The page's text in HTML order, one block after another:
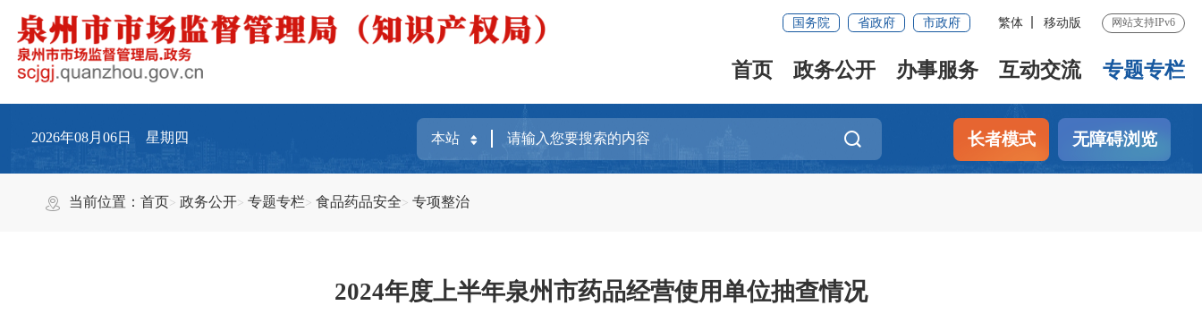
国务院 省政府 市政府 繁体 移动版 网站支持IPv6
首页 政务公开 办事服务 互动交流 专题专栏
2026年08月06日 星期四 长者模式 无障碍浏览
当前位置：首页 政务公开 专题专栏 食品药品安全 专项整治
2024年度上半年泉州市药品经营使用单位抽查情况